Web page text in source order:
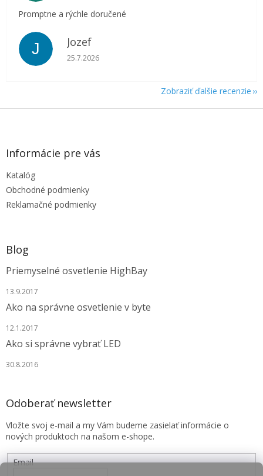
Promptne a rýchle doručené
J Jozef
Hodnotenie obchodu je 5 z 5 hviezdičiek.
25.7.2026
Zobraziť ďalšie recenzie
Z
Informácie pre vás
Katalóg
Obchodné podmienky
Reklamačné podmienky
Blog
Priemyselné osvetlenie HighBay
13.9.2017
Ako na správne osvetlenie v byte
12.1.2017
Ako si správne vybrať LED
30.8.2016
Odoberať newsletter
Vložte svoj e-mail a my Vám budeme zasielať informácie o
nových produktoch na našom e-shope.
Email